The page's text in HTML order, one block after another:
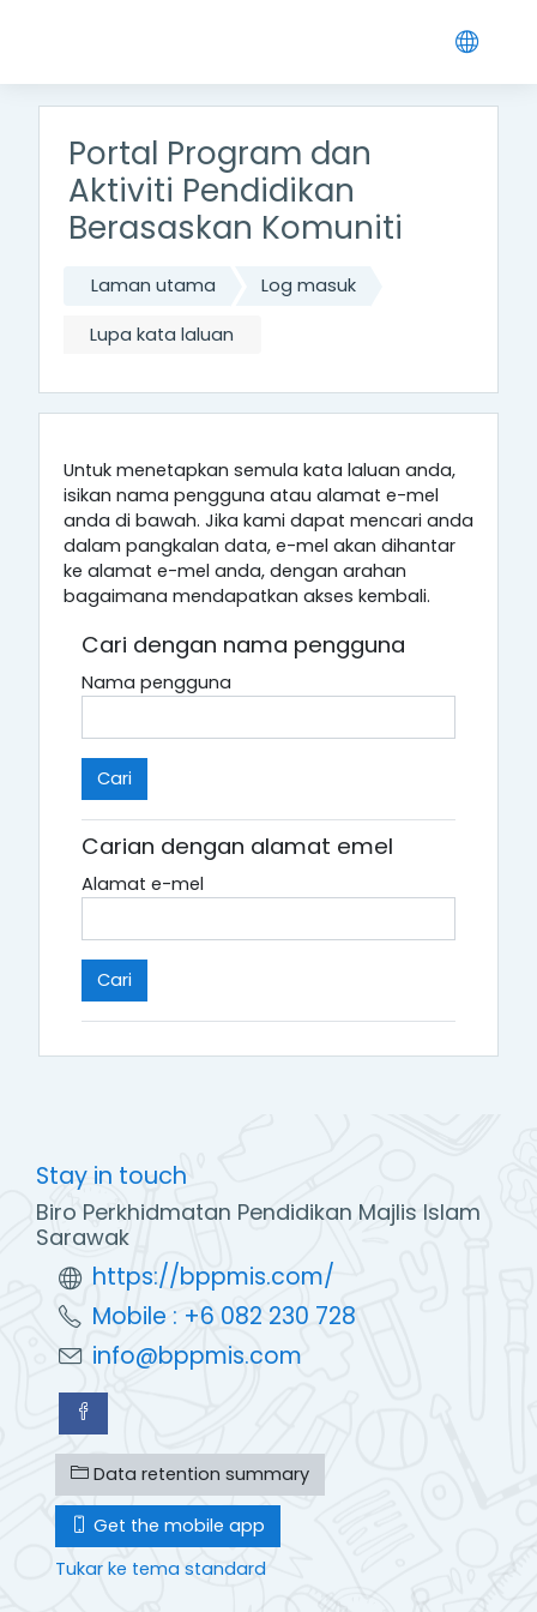
Portal Program dan
Aktiviti Pendidikan
Berasaskan Komuniti
Laman utama Log masuk
Lupa kata laluan
Untuk menetapkan semula kata laluan anda,
isikan nama pengguna atau alamat e-mel
anda di bawah. Jika kami dapat mencari anda
dalam pangkalan data, e-mel akan dihantar
ke alamat e-mel anda, dengan arahan
bagaimana mendapatkan akses kembali.
Cari dengan nama pengguna
Nama pengguna
Carian dengan alamat emel
Alamat e-mel
Stay in touch
Biro Perkhidmatan Pendidikan Majlis Islam
Sarawak
https://bppmis.com/
Mobile : +6 082 230 728
info@bppmis.com
Data retention summary
Get the mobile app
Tukar ke tema standard